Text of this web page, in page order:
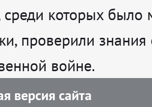
среди которых было
проверили знания
войне.
версия сайта